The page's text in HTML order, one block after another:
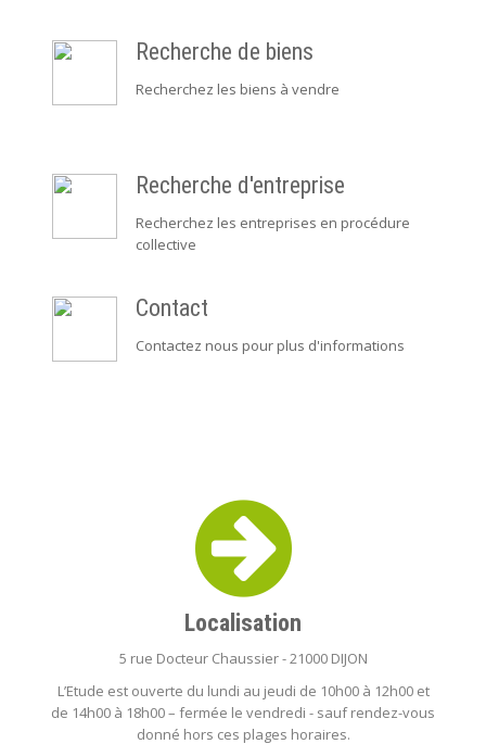
Recherche de biens
Recherchez les biens à vendre
Recherche d'entreprise
Recherchez les entreprises en procédure
collective
Contact
Contactez nous pour plus d'informations
Localisation
5 rue Docteur Chaussier - 21000 DIJON
L’Etude est ouverte du lundi au jeudi de 10h00 à 12h00 et
de 14h00 à 18h00 – fermée le vendredi - sauf rendez-vous
donné hors ces plages horaires.